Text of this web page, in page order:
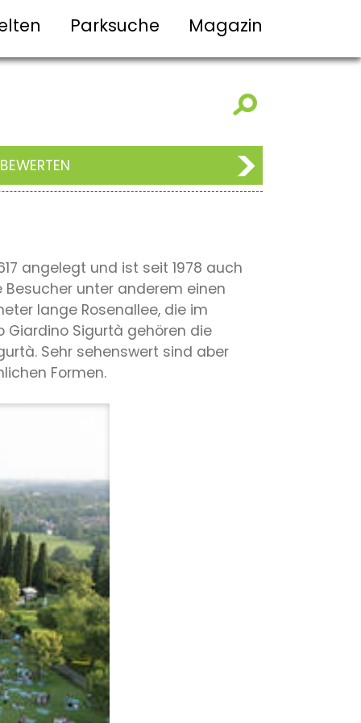
Parksuche Magazin
angelegt und ist seit 1978 auch
unter anderem einen
lange Rosenallee, die im
Giardino Sigurtà gehören die
Sehr sehenswert sind aber
Formen.